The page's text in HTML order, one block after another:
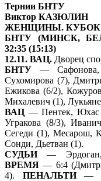
Тернии БНТУ
Виктор КАЗЮЛИН
ЖЕНЩИНЫ. КУБОК
БНТУ (МИНСК,
32:35 (15:13)
12.11. ВАЦ. Дворец
БНТУ — Сафонова,
Сухомирова (7),
Ежикова (6/2),
Михалевич (1),
ВАЦ — Пентек, Юхас
Угракова (8/3),
Сегеди (1), Месарош,
Сонди, Дьетван (1).
СУДЬИ— Эрдоган,
ВРЕМЯ — 6:4
4). ПЕНАЛЬТИ— 4/